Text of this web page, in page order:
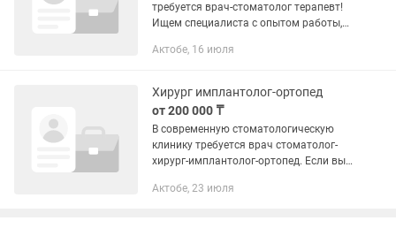
требуется врач-стоматолог терапевт!
Ищем специалиста с опытом работы,
профессиональному развитию, готов
лечения и...
Актобе, 16 июля
Хирург имплантолог-ортопед
от 200 000 ₸
В современную стоматологическую
клинику требуется врач стоматолог-
хирург-имплантолог-ортопед. Если вы
современным оборудованием, сильной
Актобе, 23 июля